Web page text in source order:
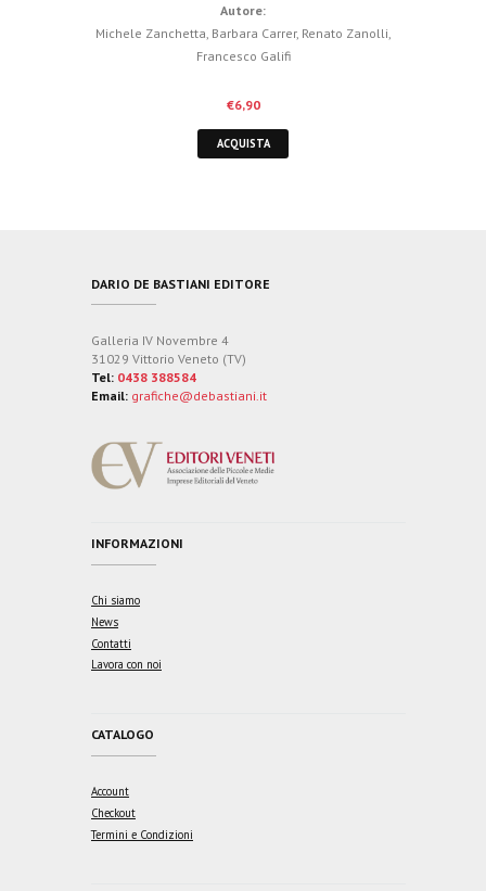
Autore:
Michele Zanchetta Barbara Carrer, Renato Zanolli
Francesco Galifi
€6,90
ACQUISTA
DARIO DE BASTIANI EDITORE
Galleria IV Novembre 4
31029 Vittorio Veneto (TV)
Tel: 0438 388584
Email: grafiche@debastiani.it
INFORMAZIONI
Chi siamo
News
Contatti
Lavora con noi
CATALOGO
Account
Checkout
Termini e Condizioni